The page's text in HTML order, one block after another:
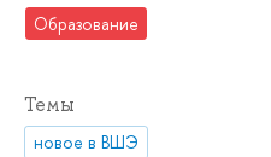
Образование
Темы
новое в ВШЭ